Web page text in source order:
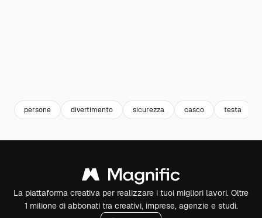
persone divertimento sicurezza casco testa
La piattaforma creativa per realizzare i tuoi migliori lavori. Oltre
1 milione di abbonati tra creativi, imprese, agenzie e studi.